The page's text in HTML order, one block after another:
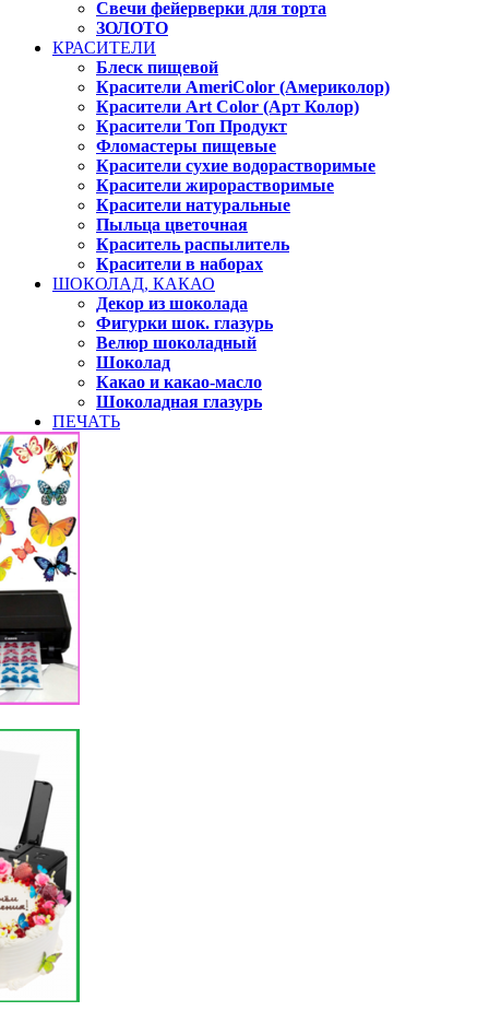
Свечи фейерверки для торта
ЗОЛОТО
КРАСИТЕЛИ
Блеск пищевой
Красители AmeriColor (Америколор)
Красители Art Color (Арт Колор)
Красители Топ Продукт
Фломастеры пищевые
Красители сухие водорастворимые
Красители жирорастворимые
Красители натуральные
Пыльца цветочная
Краситель распылитель
Красители в наборах
ШОКОЛАД, КАКАО
Декор из шоколада
Фигурки шок. глазурь
Велюр шоколадный
Шоколад
Какао и какао-масло
Шоколадная глазурь
ПЕЧАТЬ